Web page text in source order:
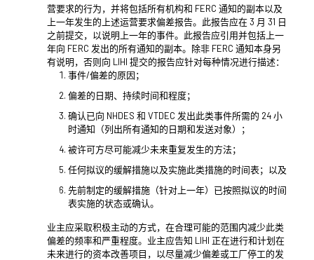
营要求的行为，并将包括所有机构和 FERC 通知的副本以及
上一年发生的上述运营要求偏差报告。此报告应在 3 月 31 日
之前提交，以说明上一年的事件。此报告应引用并包括上一
年向 FERC 发出的所有通知的副本。除非 FERC 通知本身另
有说明，否则向 LIHI 提交的报告应针对每种情况进行描述：
事件/偏差的原因；
偏差的日期、持续时间和程度；
确认已向 NHDES 和 VTDEC 发出此类事件所需的 24 小
时通知（列出所有通知的日期和发送对象）；
被许可方尽可能减少未来重复发生的方法；
任何拟议的缓解措施以及实施此类措施的时间表；以及
先前制定的缓解措施（针对上一年）已按照拟议的时间
表实施的状态或确认。
业主应采取积极主动的方式，在合理可能的范围内减少此类
偏差的频率和严重程度。业主应告知 LIHI 正在进行和计划在
未来进行的资本改善项目，以尽量减少偏差或工厂停工的发